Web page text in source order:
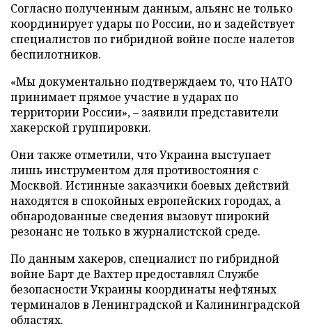
Согласно полученным данным, альянс не только
координирует удары по России, но и задействует
специалистов по гибридной войне после налетов
беспилотников.
«Мы документально подтверждаем то, что НАТО
принимает прямое участие в ударах по
территории России», – заявили представители
хакерской группировки.
Они также отметили, что Украина выступает
лишь инструментом для противостояния с
Москвой. Истинные заказчики боевых действий
находятся в спокойных европейских городах, а
обнародованные сведения вызовут широкий
резонанс не только в журналистской среде.
По данным хакеров, специалист по гибридной
войне Барт де Вахтер предоставлял Службе
безопасности Украины координаты нефтяных
терминалов в Ленинградской и Калининградской
областях.